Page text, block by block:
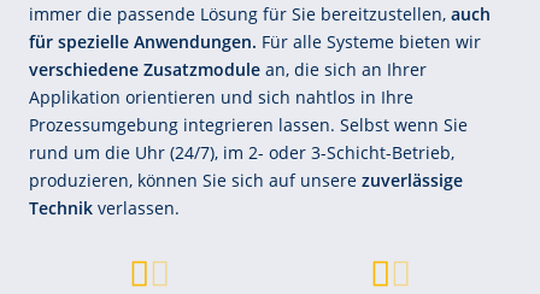
immer die passende Lösung für Sie bereitzustellen, auch
für spezielle Anwendungen. Für alle Systeme bieten wir
verschiedene Zusatzmodule an, die sich an Ihrer
Applikation orientieren und sich nahtlos in Ihre
Prozessumgebung integrieren lassen. Selbst wenn Sie
rund um die Uhr (24/7), im 2- oder 3-Schicht-Betrieb,
produzieren, können Sie sich auf unsere zuverlässige
Technik verlassen.